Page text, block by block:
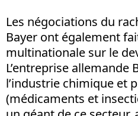
Les négociations du
Bayer ont également
multinationale sur le
L’entreprise allemande
l’industrie chimique et
(médicaments et